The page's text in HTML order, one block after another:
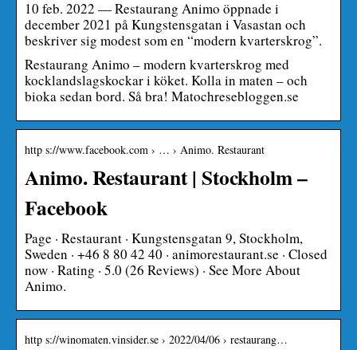
10 feb. 2022 — Restaurang Animo öppnade i
december 2021 på Kungstensgatan i Vasastan och
beskriver sig modest som en “modern kvarterskrog”.
Restaurang Animo – modern kvarterskrog med
kocklandslagskockar i köket. Kolla in maten – och
bioka sedan bord. Så bra! Matochresebloggen.se
http s://www.facebook.com › … › Animo. Restaurant
Animo. Restaurant | Stockholm –
Facebook
Page · Restaurant · Kungstensgatan 9, Stockholm,
Sweden · +46 8 80 42 40 · animorestaurant.se · Closed
now · Rating · 5.0 (26 Reviews) · See More About
Animo.
http s://winomaten.vinsider.se › 2022/04/06 › restaurang…